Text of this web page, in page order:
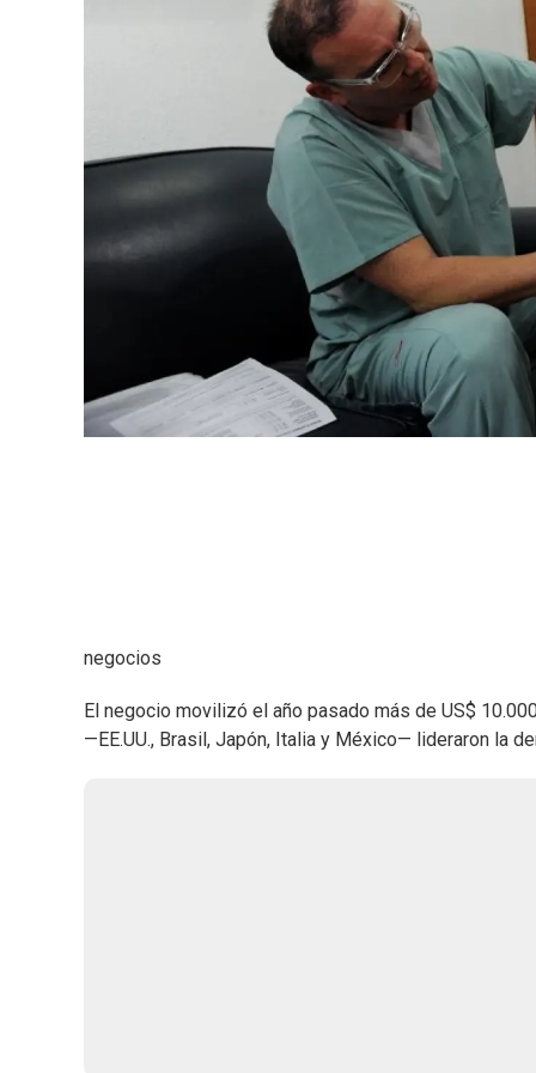
negocios
El negocio movilizó el año pasado más de US$
—EE.UU., Brasil, Japón, Italia y México— lideraron la